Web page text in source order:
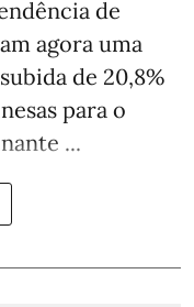
de
agora uma
de 20,8%
para o
...